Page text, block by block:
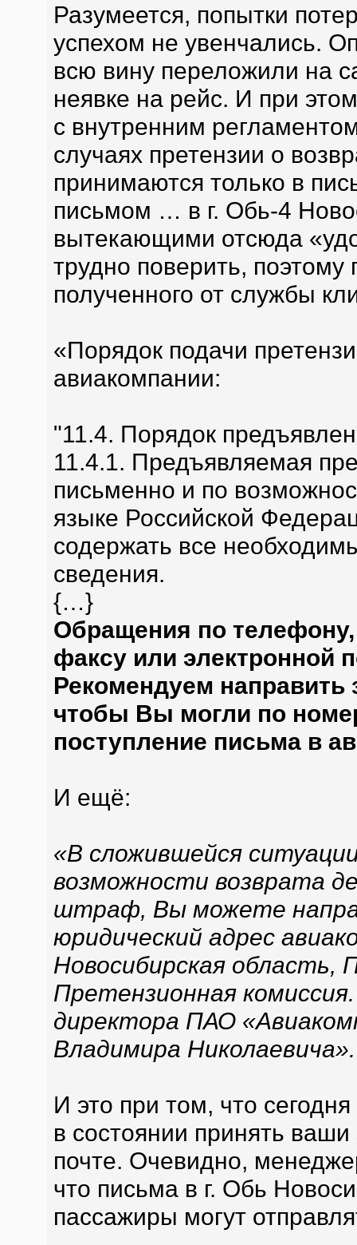
Разумеется, попытки
успехом не увенчались.
всю вину переложили на
неявке на рейс. И при
с внутренним
случаях претензии о
принимаются только в
письмом … в г. Обь-4
вытекающими отсюда
трудно поверить,
полученного от службы
«Порядок подачи
авиакомпании:
"11.4. Порядок
11.4.1. Предъявляемая
письменно и по
языке Российской
содержать все
сведения.
{…}
Обращения по
факсу или электронной
Рекомендуем
чтобы Вы могли по
поступление письма в
И ещё:
«В сложившейся
возможности возврата
штраф, Вы можете
юридический адрес
Новосибирская область,
Претензионная
директора ПАО
Владимира Николаевича».
И это при том, что
в состоянии принять
почте. Очевидно,
что письма в г. Обь
пассажиры могут